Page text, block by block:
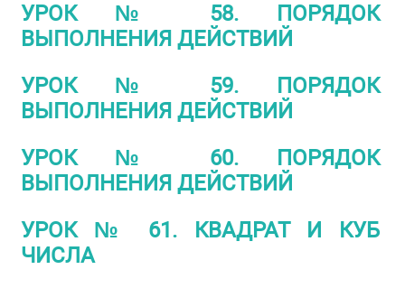
УРОК № 58. ПОРЯДОК
ВЫПОЛНЕНИЯ ДЕЙСТВИЙ
УРОК № 59. ПОРЯДОК
ВЫПОЛНЕНИЯ ДЕЙСТВИЙ
УРОК № 60. ПОРЯДОК
ВЫПОЛНЕНИЯ ДЕЙСТВИЙ
УРОК № 61. КВАДРАТ И КУБ
ЧИСЛА